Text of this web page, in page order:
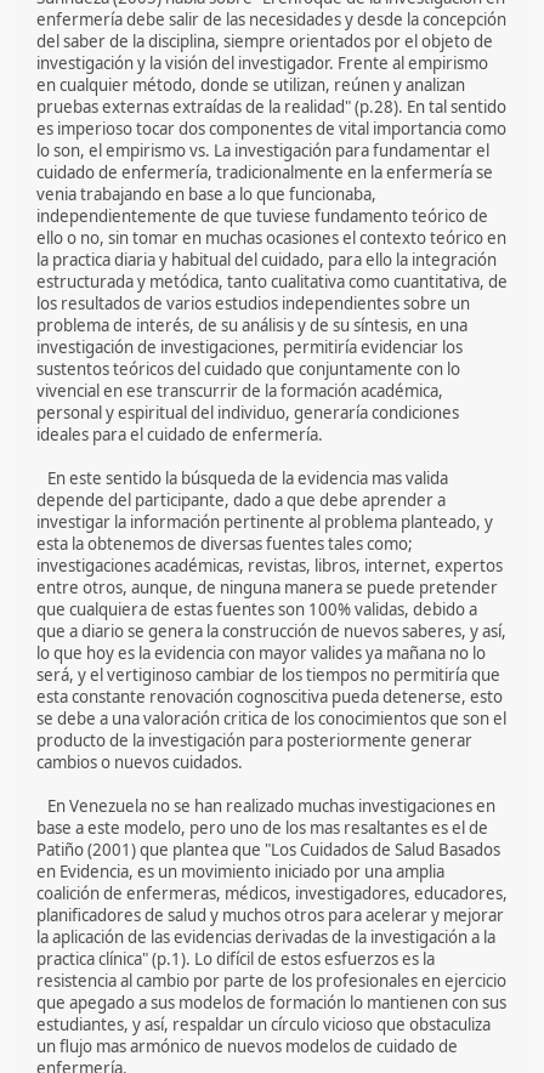
enfermería debe salir de las necesidades y desde la concepción
del saber de la disciplina, siempre orientados por el objeto de
investigación y la visión del investigador. Frente al empirismo
en cualquier método, donde se utilizan, reúnen y analizan
pruebas externas extraídas de la realidad" (p.28). En tal sentido
es imperioso tocar dos componentes de vital importancia como
lo son, el empirismo vs. La investigación para fundamentar el
cuidado de enfermería, tradicionalmente en la enfermería se
venia trabajando en base a lo que funcionaba,
independientemente de que tuviese fundamento teórico de
ello o no, sin tomar en muchas ocasiones el contexto teórico en
la practica diaria y habitual del cuidado, para ello la integración
estructurada y metódica, tanto cualitativa como cuantitativa, de
los resultados de varios estudios independientes sobre un
problema de interés, de su análisis y de su síntesis, en una
investigación de investigaciones, permitiría evidenciar los
sustentos teóricos del cuidado que conjuntamente con lo
vivencial en ese transcurrir de la formación académica,
personal y espiritual del individuo, generaría condiciones
ideales para el cuidado de enfermería.
En este sentido la búsqueda de la evidencia mas valida
depende del participante, dado a que debe aprender a
investigar la información pertinente al problema planteado, y
esta la obtenemos de diversas fuentes tales como;
investigaciones académicas, revistas, libros, internet, expertos
entre otros, aunque, de ninguna manera se puede pretender
que cualquiera de estas fuentes son 100% validas, debido a
que a diario se genera la construcción de nuevos saberes, y así,
lo que hoy es la evidencia con mayor valides ya mañana no lo
será, y el vertiginoso cambiar de los tiempos no permitiría que
esta constante renovación cognoscitiva pueda detenerse, esto
se debe a una valoración critica de los conocimientos que son el
producto de la investigación para posteriormente generar
cambios o nuevos cuidados.
En Venezuela no se han realizado muchas investigaciones en
base a este modelo, pero uno de los mas resaltantes es el de
Patiño (2001) que plantea que "Los Cuidados de Salud Basados
en Evidencia, es un movimiento iniciado por una amplia
coalición de enfermeras, médicos, investigadores, educadores,
planificadores de salud y muchos otros para acelerar y mejorar
la aplicación de las evidencias derivadas de la investigación a la
practica clínica" (p.1). Lo difícil de estos esfuerzos es la
resistencia al cambio por parte de los profesionales en ejercicio
que apegado a sus modelos de formación lo mantienen con sus
estudiantes, y así, respaldar un círculo vicioso que obstaculiza
un flujo mas armónico de nuevos modelos de cuidado de
enfermería.